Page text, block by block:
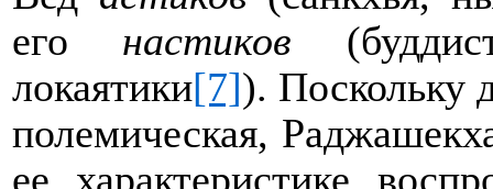
его настиков
локаятики[7]). Поскольку
полемическая,
ее характеристике